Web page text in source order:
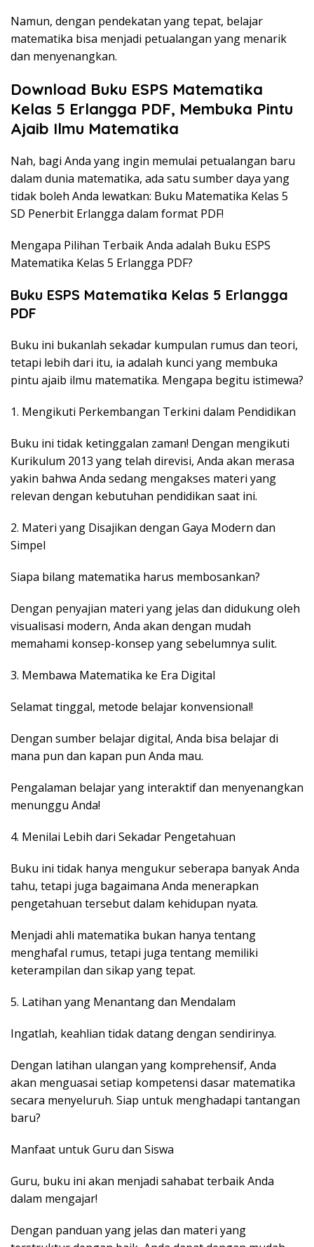
Namun, dengan pendekatan yang tepat, belajar
matematika bisa menjadi petualangan yang menarik
dan menyenangkan.
Download Buku ESPS Matematika
Kelas 5 Erlangga PDF, Membuka Pintu
Ajaib Ilmu Matematika
Nah, bagi Anda yang ingin memulai petualangan baru
dalam dunia matematika, ada satu sumber daya yang
tidak boleh Anda lewatkan: Buku Matematika Kelas 5
SD Penerbit Erlangga dalam format PDF!
Mengapa Pilihan Terbaik Anda adalah Buku ESPS
Matematika Kelas 5 Erlangga PDF?
Buku ESPS Matematika Kelas 5 Erlangga
PDF
Buku ini bukanlah sekadar kumpulan rumus dan teori,
tetapi lebih dari itu, ia adalah kunci yang membuka
pintu ajaib ilmu matematika. Mengapa begitu istimewa?
1. Mengikuti Perkembangan Terkini dalam Pendidikan
Buku ini tidak ketinggalan zaman! Dengan mengikuti
Kurikulum 2013 yang telah direvisi, Anda akan merasa
yakin bahwa Anda sedang mengakses materi yang
relevan dengan kebutuhan pendidikan saat ini.
2. Materi yang Disajikan dengan Gaya Modern dan
Simpel
Siapa bilang matematika harus membosankan?
Dengan penyajian materi yang jelas dan didukung oleh
visualisasi modern, Anda akan dengan mudah
memahami konsep-konsep yang sebelumnya sulit.
3. Membawa Matematika ke Era Digital
Selamat tinggal, metode belajar konvensional!
Dengan sumber belajar digital, Anda bisa belajar di
mana pun dan kapan pun Anda mau.
Pengalaman belajar yang interaktif dan menyenangkan
menunggu Anda!
4. Menilai Lebih dari Sekadar Pengetahuan
Buku ini tidak hanya mengukur seberapa banyak Anda
tahu, tetapi juga bagaimana Anda menerapkan
pengetahuan tersebut dalam kehidupan nyata.
Menjadi ahli matematika bukan hanya tentang
menghafal rumus, tetapi juga tentang memiliki
keterampilan dan sikap yang tepat.
5. Latihan yang Menantang dan Mendalam
Ingatlah, keahlian tidak datang dengan sendirinya.
Dengan latihan ulangan yang komprehensif, Anda
akan menguasai setiap kompetensi dasar matematika
secara menyeluruh. Siap untuk menghadapi tantangan
baru?
Manfaat untuk Guru dan Siswa
Guru, buku ini akan menjadi sahabat terbaik Anda
dalam mengajar!
Dengan panduan yang jelas dan materi yang